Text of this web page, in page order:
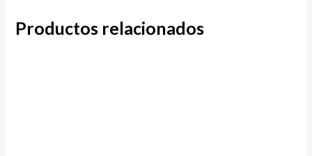
Productos relacionados